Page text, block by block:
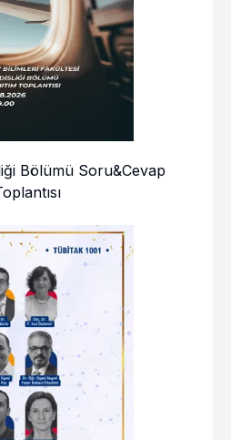
Bölümü Soru&Cevap